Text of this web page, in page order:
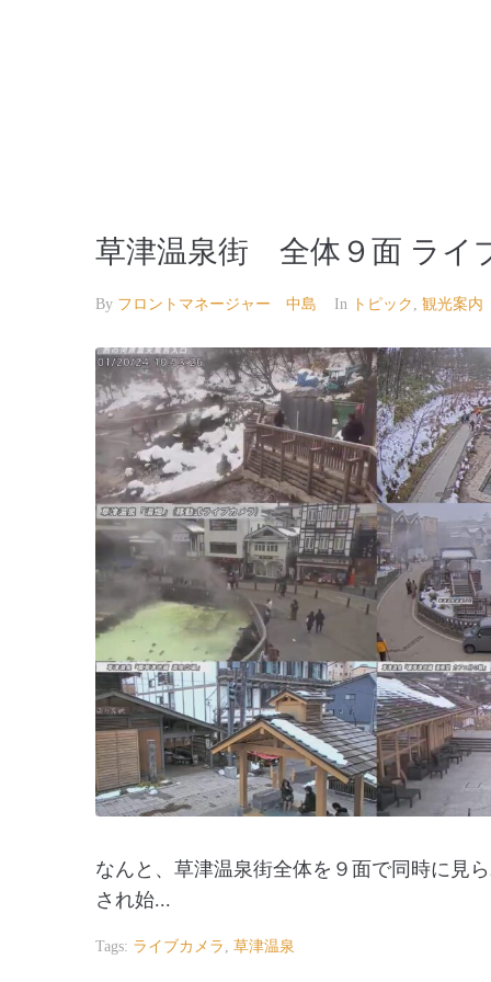
草津温泉街 全体９面 ライ
By フロントマネージャー 中島 In トピック , 観光案内
なんと、草津温泉街全体を９面で同時に見
され始...
Tags: ライブカメラ 草津温泉